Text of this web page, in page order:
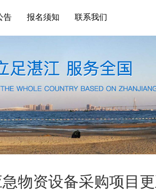
告 报名须知 联系我们
物资设备采购项目